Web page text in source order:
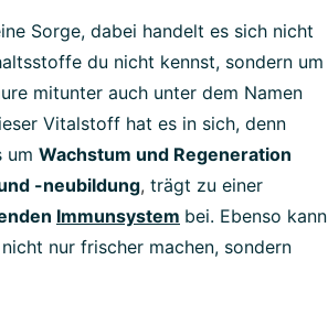
Sorge, dabei handelt es sich nicht
du nicht kennst, sondern um
mitunter auch unter dem Namen
Vitalstoff hat es in sich, denn
um Wachstum und Regeneration
-neubildung, trägt zu einer
Immunsystem bei. Ebenso kann
nur frischer machen, sondern